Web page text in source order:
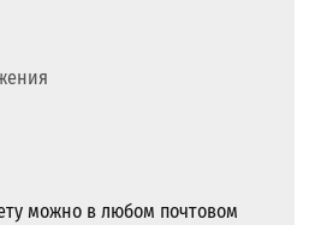
можно в любом почтовом